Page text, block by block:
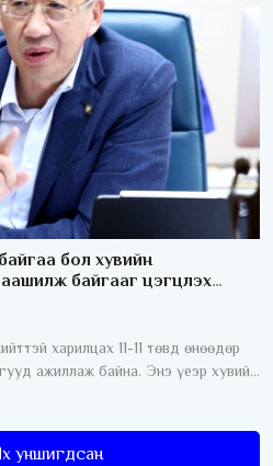
бол хувийн
байгааг цэгцлэх
харилцах 11-11 төвд өнөөдөр
байна. Энэ үеэр хувийн
уншигдсан